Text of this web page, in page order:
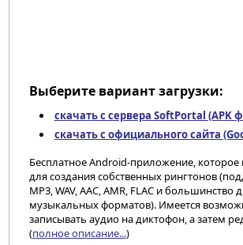
Выберите вариант загрузки:
скачать с сервера SoftPortal (APK
скачать с официального сайта
Бесплатное Android-приложение, которое
для создания собственных рингтонов
MP3, WAV, AAC, AMR, FLAC и большинство
музыкальных форматов). Имеется
записывать аудио на диктофон, а затем
(полное описание...)